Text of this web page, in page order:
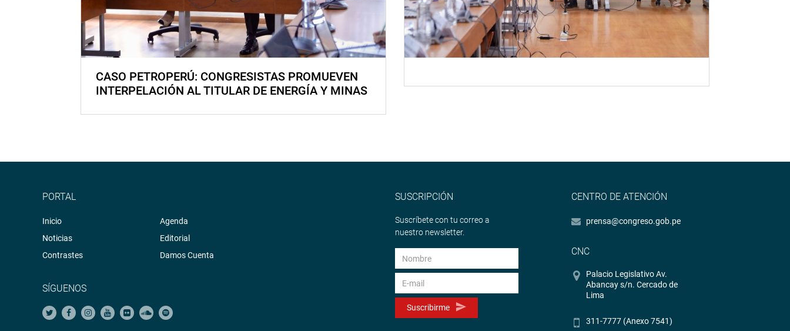
CASO PETROPERÚ: CONGRESISTAS PROMUEVEN
INTERPELACIÓN AL TITULAR DE ENERGÍA Y MINAS
PORTAL
Inicio
Noticias
Contrastes
Agenda
Editorial
Damos Cuenta
SÍGUENOS
SUSCRIPCIÓN
Suscríbete con tu correo a
nuestro newsletter.
Suscribirme
CENTRO DE ATENCIÓN
prensa@congreso.gob.pe
CNC
Palacio Legislativo Av.
Abancay s/n. Cercado de
Lima
311-7777 (Anexo 7541)